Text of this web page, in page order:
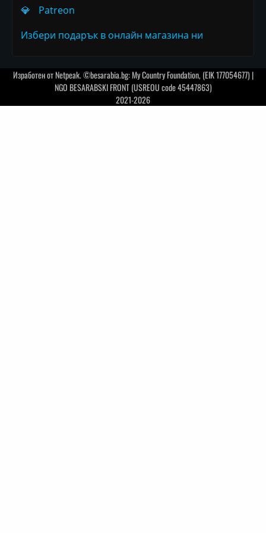
💎
Patreon
Избери подарък в онлайн магазина ни
Изработен отNetpeak. ©besarabia.bg: My Country Foundation, (EIK 177054677) |
NGO BESARABSKI FRONT (USREOU code 45447863)
2021-2026